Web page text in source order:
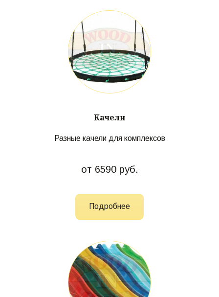
Качели
Разные качели для комплексов
от 6590 руб.
Подробнее